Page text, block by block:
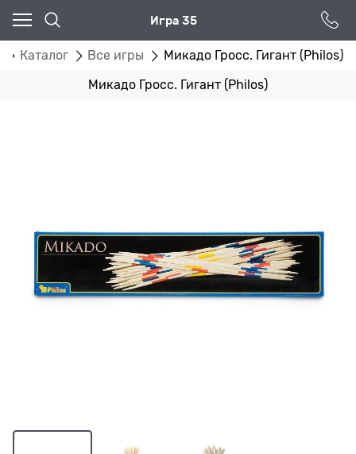
Игра 35
Каталог Все игры Микадо Гросс. Гигант (Philos)
Микадо Гросс. Гигант (Philos)